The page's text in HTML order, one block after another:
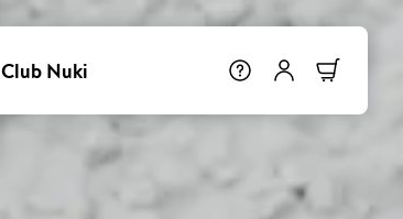
Club Nuki